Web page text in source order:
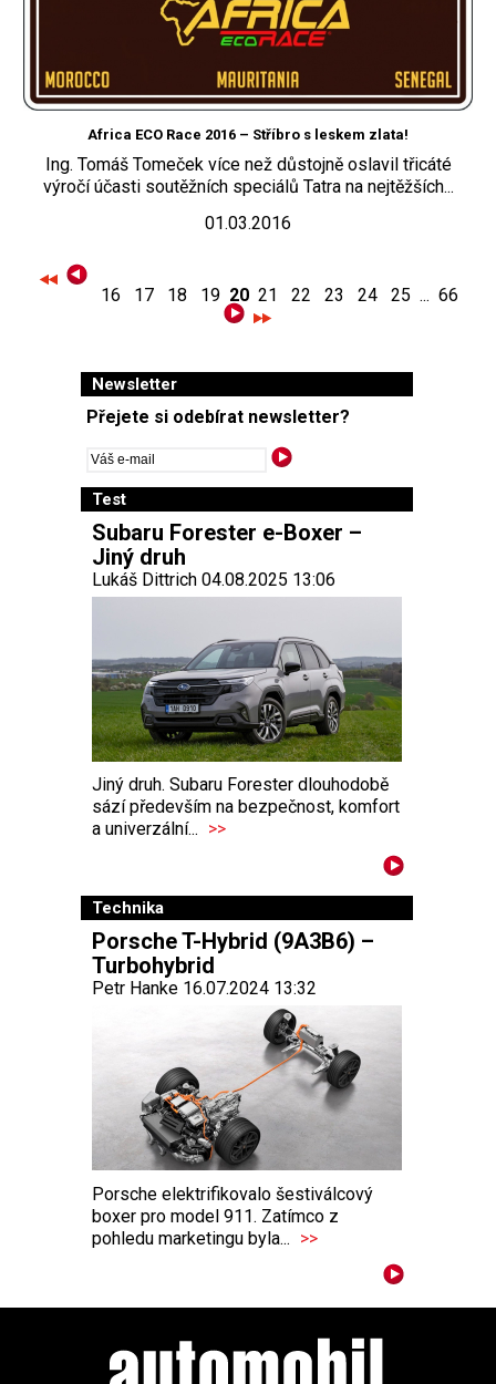
Africa ECO Race 2016 – Stříbro s leskem zlata!
Ing. Tomáš Tomeček více než důstojně oslavil třicáté
výročí účasti soutěžních speciálů Tatra na nejtěžších...
01.03.2016
16 17 18 19 20 21 22 23 24 25 ... 66
Newsletter
Přejete si odebírat newsletter?
Test
Subaru Forester e-Boxer –
Jiný druh
Lukáš Dittrich 04.08.2025 13:06
Jiný druh. Subaru Forester dlouhodobě
sází především na bezpečnost, komfort
a univerzální... >>
Technika
Porsche T-Hybrid (9A3B6) –
Turbohybrid
Petr Hanke 16.07.2024 13:32
Porsche elektrifikovalo šestiválcový
boxer pro model 911. Zatímco z
pohledu marketingu byla... >>